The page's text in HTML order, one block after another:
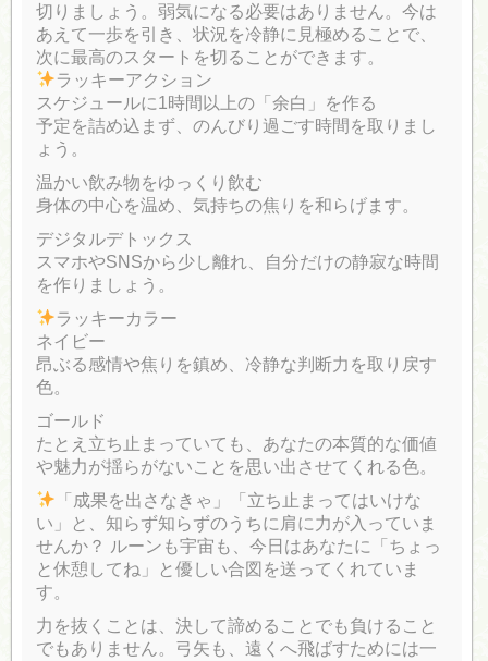
切りましょう。弱気になる必要はありません。今は
あえて一歩を引き、状況を冷静に見極めることで、
次に最高のスタートを切ることができます。
ラッキーアクション
スケジュールに1時間以上の「余白」を作る
予定を詰め込まず、のんびり過ごす時間を取りまし
ょう。
温かい飲み物をゆっくり飲む
身体の中心を温め、気持ちの焦りを和らげます。
デジタルデトックス
スマホやSNSから少し離れ、自分だけの静寂な時間
を作りましょう。
ラッキーカラー
ネイビー
昂ぶる感情や焦りを鎮め、冷静な判断力を取り戻す
色。
ゴールド
たとえ立ち止まっていても、あなたの本質的な価値
や魅力が揺らがないことを思い出させてくれる色。
「成果を出さなきゃ」「立ち止まってはいけな
い」と、知らず知らずのうちに肩に力が入っていま
せんか？ ルーンも宇宙も、今日はあなたに「ちょっ
と休憩してね」と優しい合図を送ってくれていま
す。
力を抜くことは、決して諦めることでも負けること
でもありません。弓矢も、遠くへ飛ばすためには一